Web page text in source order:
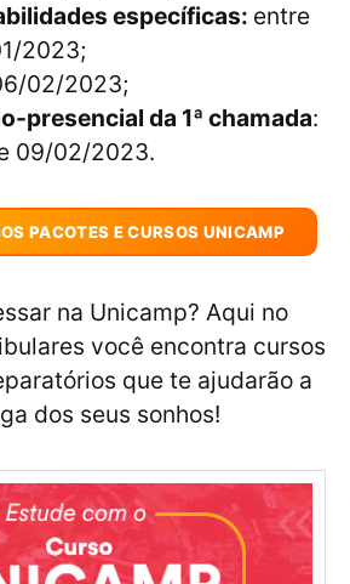
específicas: entre
2023;
02/2023;
presencial da 1ª chamada:
09/02/2023.
PACOTES E CURSOS UNICAMP
na Unicamp? Aqui no
você encontra cursos
que te ajudarão a
dos seus sonhos!